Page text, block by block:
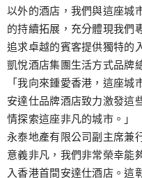
以外的酒店，我們與這座城
的持續拓展，充分體現我們
追求卓越的賓客提供獨特的
凱悅酒店集團生活方式品牌
「我向來鍾愛香港，這座城
安達仕品牌酒店致力激發這
情探索這座非凡的城市。」
永泰地產有限公司副主席兼
意義非凡，我們非常榮幸能
入香港首間安達仕酒店。這